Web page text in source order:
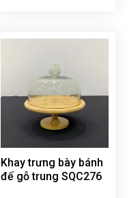
Khay trưng bày bánh
đế gỗ trung SQC276